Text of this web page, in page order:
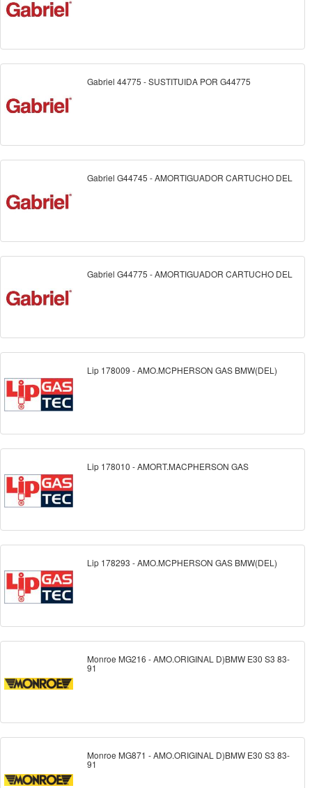
Gabriel 44775 - SUSTITUIDA POR G44775
Gabriel G44745 - AMORTIGUADOR CARTUCHO DEL
Gabriel G44775 - AMORTIGUADOR CARTUCHO DEL
Lip 178009 - AMO.MCPHERSON GAS BMW(DEL)
Lip 178010 - AMORT.MACPHERSON GAS
Lip 178293 - AMO.MCPHERSON GAS BMW(DEL)
Monroe MG216 - AMO.ORIGINAL D)BMW E30 S3 83-
91
Monroe MG871 - AMO.ORIGINAL D)BMW E30 S3 83-
91